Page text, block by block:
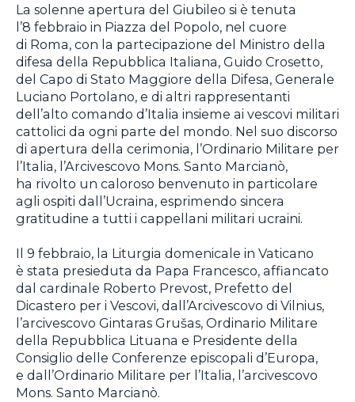
La solenne apertura del Giubileo si è tenuta
l’8 febbraio in Piazza del Popolo, nel cuore
di Roma, con la partecipazione del Ministro della
difesa della Repubblica Italiana, Guido Crosetto,
del Capo di Stato Maggiore della Difesa, Generale
Luciano Portolano, e di altri rappresentanti
dell’alto comando d’Italia insieme ai vescovi militari
cattolici da ogni parte del mondo. Nel suo discorso
di apertura della cerimonia, l’Ordinario Militare per
l’Italia, l’Arcivescovo Mons. Santo Marcianò,
ha rivolto un caloroso benvenuto in particolare
agli ospiti dall’Ucraina, esprimendo sincera
gratitudine a tutti i cappellani militari ucraini.
Il 9 febbraio, la Liturgia domenicale in Vaticano
è stata presieduta da Papa Francesco, affiancato
dal cardinale Roberto Prevost, Prefetto del
Dicastero per i Vescovi, dall’Arcivescovo di Vilnius,
l’arcivescovo Gintaras Grušas, Ordinario Militare
della Repubblica Lituana e Presidente della
Consiglio delle Conferenze episcopali d’Europa,
e dall’Ordinario Militare per l’Italia, l’arcivescovo
Mons. Santo Marcianò.